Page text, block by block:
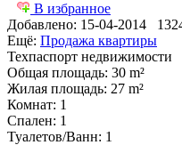
В избранное
Добавлено: 15-04-2014
Ещё: Продажа квартиры
Техпаспорт недвижимости
Общая площадь: 30 m²
Жилая площадь: 27 m²
Комнат: 1
Спален: 1
Туалетов/Ванн: 1